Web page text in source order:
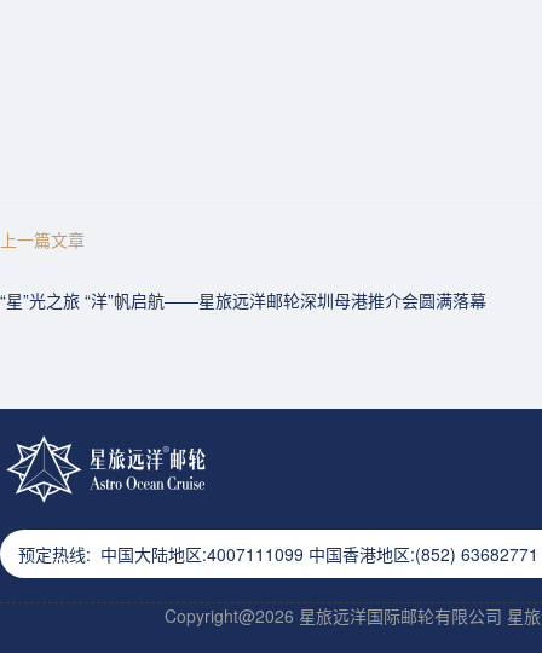
上一篇文章
“星”光之旅 “洋”帆启航——星旅远洋邮轮深圳母港推介会圆满落幕
预定热线: 中国大陆地区:4007111099 中国香港地区:(852)
Copyright@2026 星旅远洋国际邮轮有限公司 星